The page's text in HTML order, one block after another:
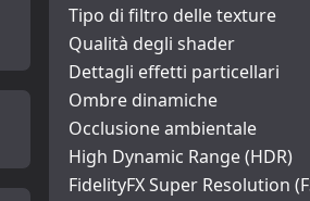
Tipo di filtro delle texture
Qualità degli shader
Dettagli effetti particellari
Ombre dinamiche
Occlusione ambientale
High Dynamic Range (HDR)
FidelityFX Super Resolution